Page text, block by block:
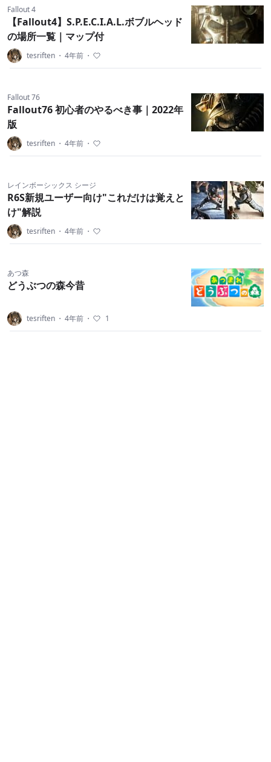
Fallout 4
【Fallout4】S.P.E.C.I.A.L.ボブルヘッド
の場所一覧｜マップ付
tesriften ・ 4年前 ・
Fallout 76
Fallout76 初心者のやるべき事｜2022年
版
tesriften ・ 4年前 ・
レインボーシックス シージ
R6S新規ユーザー向け"これだけは覚えと
け"解説
tesriften ・ 4年前 ・
あつ森
どうぶつの森今昔
tesriften ・ 4年前 ・ 1